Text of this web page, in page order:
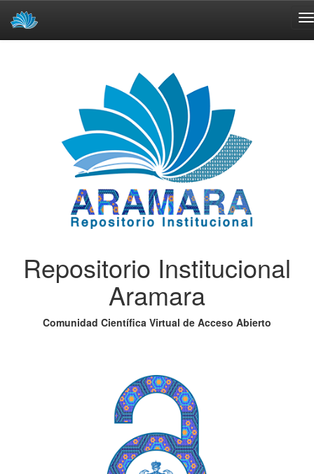
Repositorio Institucional
Aramara
Comunidad Científica Virtual de Acceso Abierto